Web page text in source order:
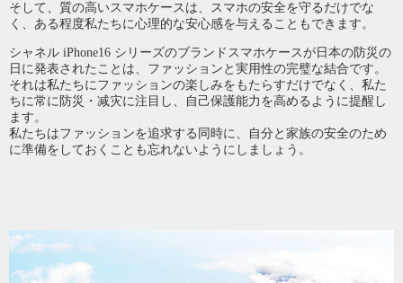
そして、質の高いスマホケースは、スマホの安全を守るだけでな
く、ある程度私たちに心理的な安心感を与えることもできます。
シャネル iPhone16 シリーズのブランドスマホケースが日本の防災の
日に発表されたことは、ファッションと実用性の完璧な結合です。
それは私たちにファッションの楽しみをもたらすだけでなく、私た
ちに常に防災・减灾に注目し、自己保護能力を高めるように提醒し
ます。
私たちはファッションを追求する同時に、自分と家族の安全のため
に準備をしておくことも忘れないようにしましょう。